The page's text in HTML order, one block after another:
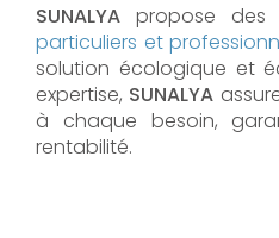
SUNALYA propose des
particuliers et
solution écologique et
expertise, SUNALYA
à chaque besoin,
rentabilité.